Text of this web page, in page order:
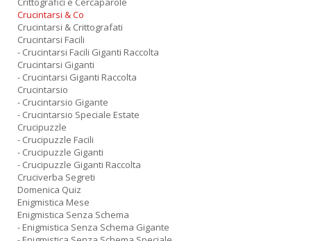
Crucintarsi & Co
Crucintarsi & Crittografati
Crucintarsi Facili
- Crucintarsi Facili Giganti Raccolta
Crucintarsi Giganti
- Crucintarsi Giganti Raccolta
Crucintarsio
- Crucintarsio Gigante
- Crucintarsio Speciale Estate
Crucipuzzle
- Crucipuzzle Facili
- Crucipuzzle Giganti
- Crucipuzzle Giganti Raccolta
Cruciverba Segreti
Domenica Quiz
Enigmistica Mese
Enigmistica Senza Schema
- Enigmistica Senza Schema Gigante